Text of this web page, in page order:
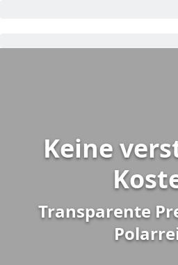
Keine
Transparente